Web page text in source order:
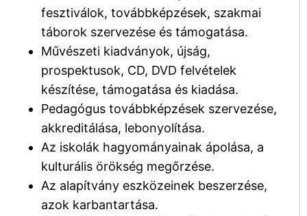
fesztiválok, továbbképzések, szakmai
táborok szervezése és támogatása.
Művészeti kiadványok, újság,
prospektusok, CD, DVD felvételek
készítése, támogatása és kiadása.
Pedagógus továbbképzések szervezése,
akkreditálása, lebonyolítása.
Az iskolák hagyományainak ápolása, a
kulturális örökség megőrzése.
Az alapítvány eszközeinek beszerzése,
azok karbantartása.